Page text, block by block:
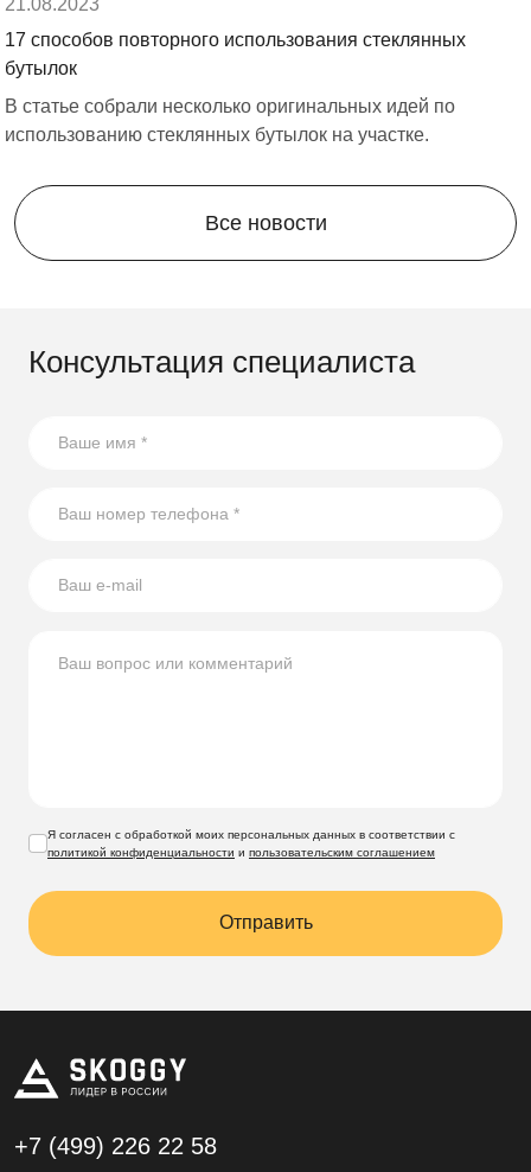
форма обратного звонка, сообщение в мессенджере
или письмо на почту. Мы поможем реализовать любой
проект, чтобы ваш участок стал функциональным и
Компания Скогги предлагает большой выборпо
Ленинградской области
17 способов повторного использования стеклянных
бутылок
В статье собрали несколько оригинальных идей по
использованию стеклянных бутылок на участке.
Все новости
Консультация специалиста
Я согласен с обработкой моих персональных данных в соответствии с
политикой конфиденциальности и пользовательским соглашением
Отправить
+7 (499) 226 22 58